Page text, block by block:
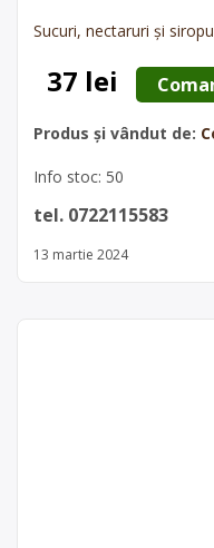
pentru copii. Este un
Sucuri, nectaruri și
37 lei
Produs și vândut de:
Info stoc: 50
tel. 0722115583
13 martie 2024